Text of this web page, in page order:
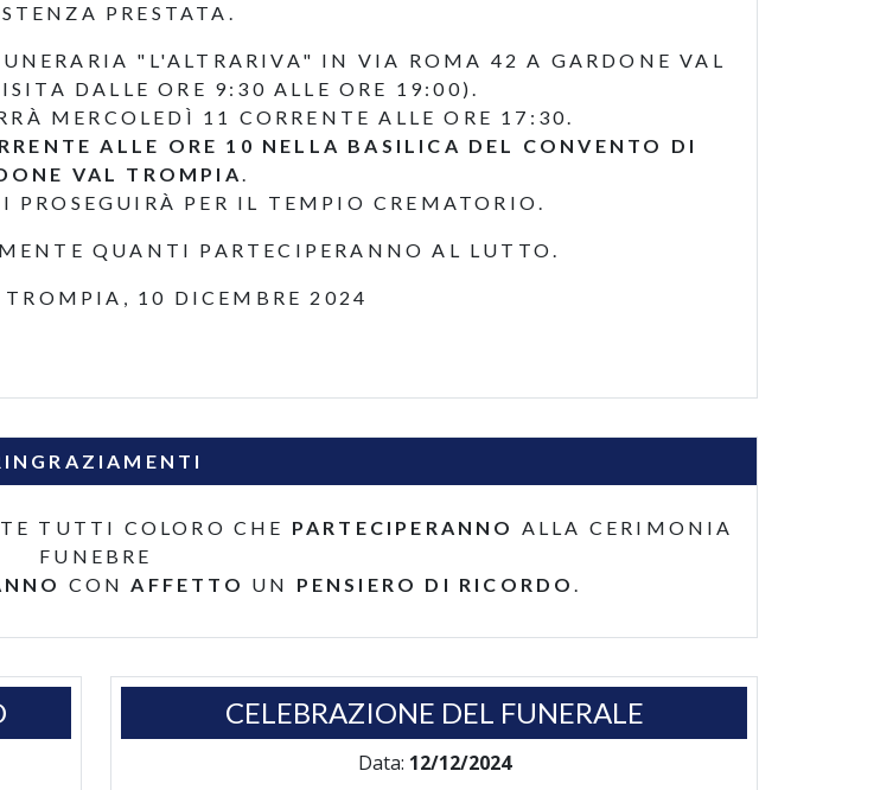
PRESTATA.
"L'ALTRARIVA" IN VIA ROMA 42 A GARDONE VAL
DALLE ORE 9:30 ALLE ORE 19:00).
MERCOLEDÌ 11 CORRENTE ALLE ORE 17:30.
ALLE ORE 10 NELLA BASILICA DEL CONVENTO DI
VAL TROMPIA.
PER IL TEMPIO CREMATORIO.
QUANTI PARTECIPERANNO AL LUTTO.
TROMPIA, 10 DICEMBRE 2024
TUTTI COLORO CHE PARTECIPERANNO ALLA CERIMONIA
FUNEBRE
CONAFFETTO UN PENSIERO DI RICORDO.
CELEBRAZIONE DEL FUNERALE
Data: 12/12/2024